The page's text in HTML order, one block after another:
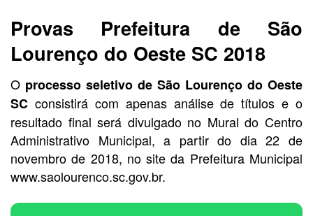
Provas Prefeitura de São
Lourenço do Oeste SC 2018
O processo seletivo de São Lourenço do Oeste
SC consistirá com apenas análise de títulos e o
resultado final será divulgado no Mural do Centro
Administrativo Municipal, a partir do dia 22 de
novembro de 2018, no site da Prefeitura Municipal
www.saolourenco.sc.gov.br.